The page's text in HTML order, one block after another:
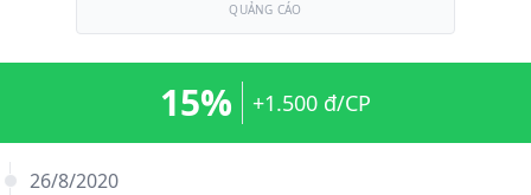
QUẢNG CÁO
26/8/2020
15% +1.500 đ/CP